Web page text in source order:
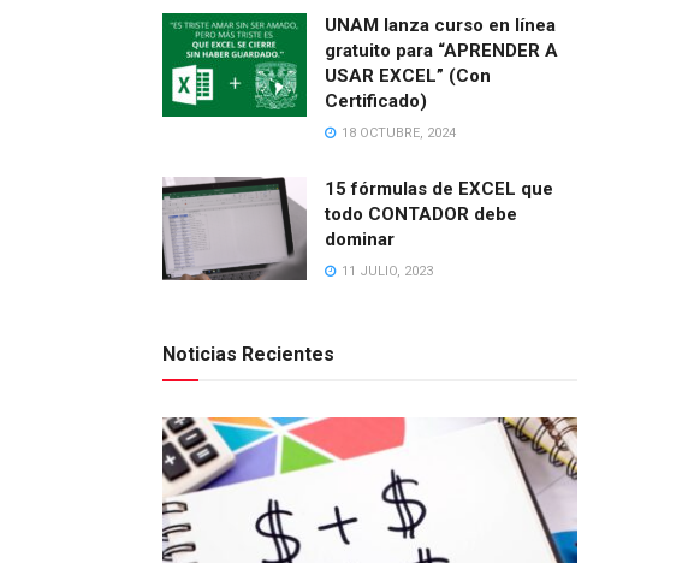
UNAM lanza curso en línea
gratuito para “APRENDER A
USAR EXCEL” (Con
Certificado)
18 OCTUBRE, 2024
15 fórmulas de EXCEL que
todo CONTADOR debe
dominar
11 JULIO, 2023
Noticias Recientes